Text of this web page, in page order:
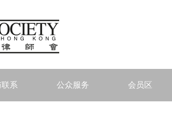
系 公众服务 会员区